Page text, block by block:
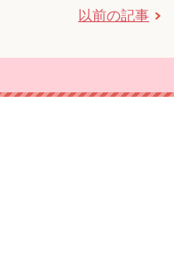
以前の記事